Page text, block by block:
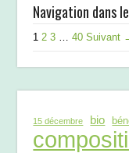
Navigation dans
1 2 3 40 Suivant
15 décembre bio